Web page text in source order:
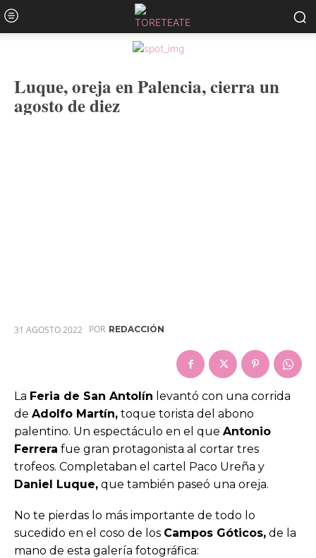
Luque, oreja en Palencia, cierra un
agosto de diez
31 AGOSTO 2022 POR REDACCIÓN
La Feria de San Antolín levantó con una corrida
de Adolfo Martín, toque torista del abono
palentino. Un espectáculo en el que Antonio
Ferrera fue gran protagonista al cortar tres
trofeos. Completaban el cartel Paco Ureña y
Daniel Luque, que también paseó una oreja.
No te pierdas lo más importante de todo lo
sucedido en el coso de los Campos Góticos, de la
mano de esta galería fotográfica: